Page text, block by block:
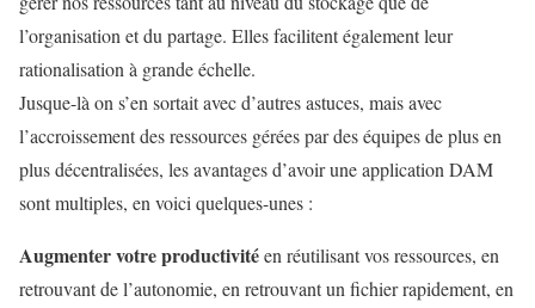
l’organisation et du partage. Elles facilitent également leur
rationalisation à grande échelle.
Jusque-là on s’en sortait avec d’autres astuces, mais avec
l’accroissement des ressources gérées par des équipes de plus en
plus décentralisées, les avantages d’avoir une application DAM
sont multiples, en voici quelques-unes :
Augmenter votre productivitéen réutilisant vos ressources, en
retrouvant de l’autonomie, en retrouvant un fichier rapidement, en